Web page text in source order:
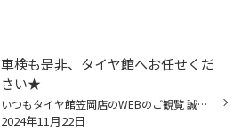
車検も是非、タイヤ館へお任せくだ
さい★
いつもタイヤ館笠岡店のWEBのご観覧 誠にありがとうございます♪ 車検も是非、タイヤ館笠岡店へ お任せください☆
2024年11月22日